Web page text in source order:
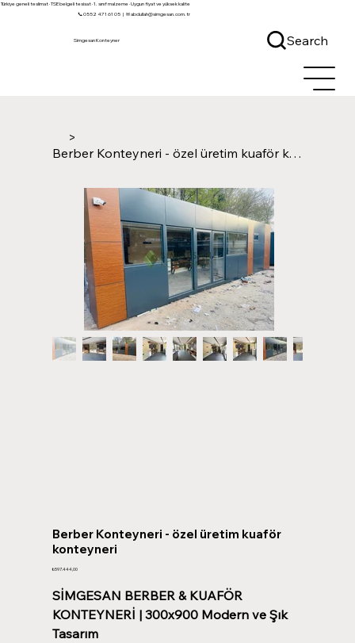
Simgesan Konteyner Search
Türkiye geneli teslimat · TSE belgeli tesisat · 1. sınıf malzeme · Uygun fiyat ve yüksek kalite
📞 0552 471 61 05 |✉ abdullah@simgesan.com.tr
>
Berber Konteyneri - özel üretim kuaför konteyneri
Berber Konteyneri - özel üretim kuaför
konteyneri
Fiyat
₺597.444,00
SİMGESAN BERBER & KUAFÖR
KONTEYNERİ | 300x900 Modern ve Şık
Tasarım